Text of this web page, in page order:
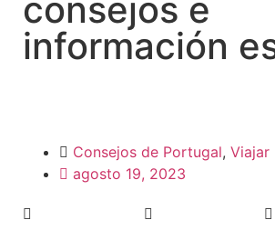
consejos e
información
Consejos de Portugal, Viajar
agosto 19, 2023